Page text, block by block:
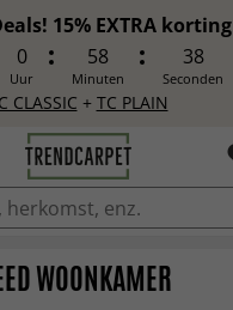
15% EXTRA korting
0
Uur
58
Minuten
36
Seconden
CLASSIC + TC PLAIN
WINKELWAGEN GELEGD
WOONKAMER